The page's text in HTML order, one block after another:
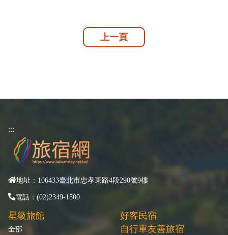
上一頁
:::
地址：106433臺北市忠孝東路4段290號9樓
電話：(02)2349-1500
星級旅館
全部
好客民宿
自行車友善旅宿